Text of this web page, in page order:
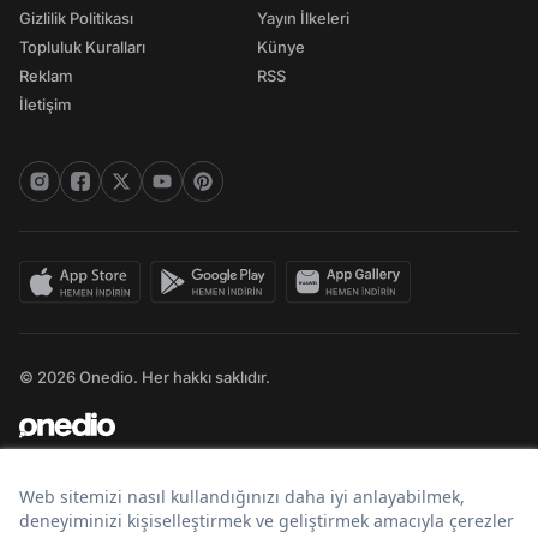
Gizlilik Politikası
Topluluk Kuralları
Reklam
İletişim
Yayın İlkeleri
Künye
RSS
© 2026 Onedio. Her hakkı saklıdır.
Bir markasıdır.